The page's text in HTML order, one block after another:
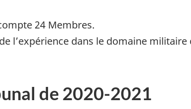
24 Membres.
l’expérience dans le domaine militaire
de 2020-2021